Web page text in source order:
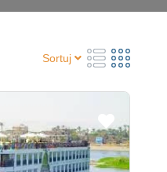
Sortuj